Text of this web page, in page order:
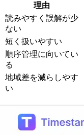
理由
読みやすく誤解が少
ない
短く扱いやすい
順序管理に向いてい
る
地域差を減らしやす
い